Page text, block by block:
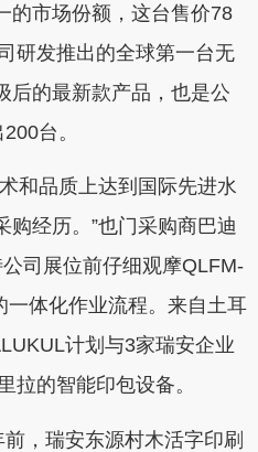
的市场份额，这台售价78
研发推出的全球第一台无
后的最新款产品，也是公
台。
品质上达到国际先进水
经历。”也门采购商巴迪
司展位前仔细观摩QLFM-
一体化作业流程。来自土耳
计划与3家瑞安企业
拉的智能印包设备。
瑞安东源村木活字印刷